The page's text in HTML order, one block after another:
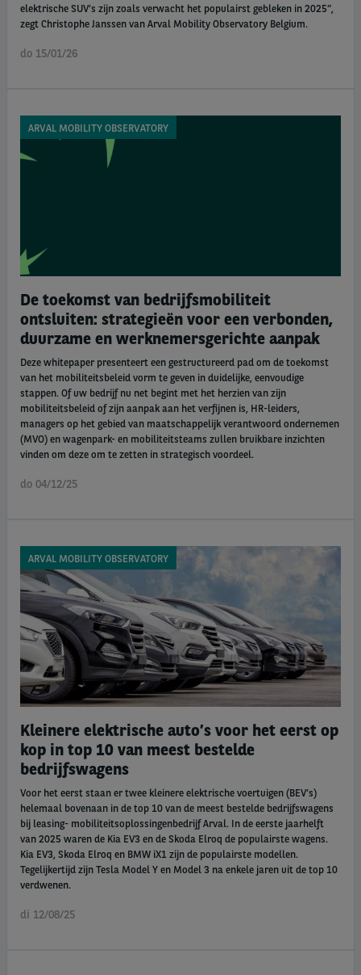
elektrische SUV’s zijn zoals verwacht het populairst gebleken in 2025”,
zegt Christophe Janssen van Arval Mobility Observatory Belgium.
do 15/01/26
ARVAL MOBILITY OBSERVATORY
De toekomst van bedrijfsmobiliteit
ontsluiten: strategieën voor een verbonden,
duurzame en werknemersgerichte aanpak
Deze whitepaper presenteert een gestructureerd pad om de toekomst
van het mobiliteitsbeleid vorm te geven in duidelijke, eenvoudige
stappen. Of uw bedrijf nu net begint met het herzien van zijn
mobiliteitsbeleid of zijn aanpak aan het verfijnen is, HR-leiders,
managers op het gebied van maatschappelijk verantwoord ondernemen
(MVO) en wagenpark- en mobiliteitsteams zullen bruikbare inzichten
vinden om deze om te zetten in strategisch voordeel.
do 04/12/25
ARVAL MOBILITY OBSERVATORY
Kleinere elektrische auto’s voor het eerst op
kop in top 10 van meest bestelde
bedrijfswagens
Voor het eerst staan er twee kleinere elektrische voertuigen (BEV’s)
helemaal bovenaan in de top 10 van de meest bestelde bedrijfswagens
bij leasing- mobiliteitsoplossingenbedrijf Arval. In de eerste jaarhelft
van 2025 waren de Kia EV3 en de Skoda Elroq de populairste wagens.
Kia EV3, Skoda Elroq en BMW iX1 zijn de populairste modellen.
Tegelijkertijd zijn Tesla Model Y en Model 3 na enkele jaren uit de top 10
verdwenen.
di 12/08/25